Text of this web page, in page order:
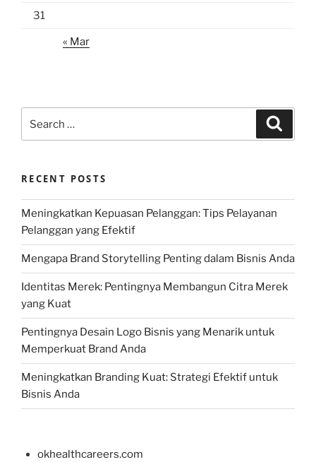
31
« Mar
for:
RECENT POSTS
Meningkatkan Kepuasan Pelanggan: Tips Pelayanan
Pelanggan yang Efektif
Mengapa Brand Storytelling Penting dalam Bisnis Anda
Identitas Merek: Pentingnya Membangun Citra Merek
yang Kuat
Pentingnya Desain Logo Bisnis yang Menarik untuk
Memperkuat Brand Anda
Meningkatkan Branding Kuat: Strategi Efektif untuk
Bisnis Anda
okhealthcareers.com